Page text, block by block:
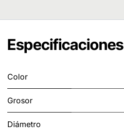
Especificaciones
Color
Grosor
Diámetro